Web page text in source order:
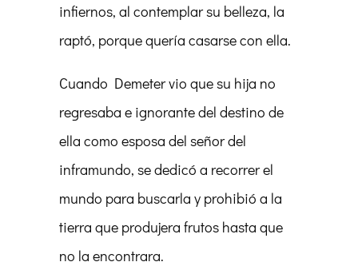
infiernos, al contemplar su belleza, la
raptó, porque quería casarse con ella.
Cuando Demeter vio que su hija no
regresaba e ignorante del destino de
ella como esposa del señor del
inframundo, se dedicó a recorrer el
mundo para buscarla y prohibió a la
tierra que produjera frutos hasta que
no la encontrara.